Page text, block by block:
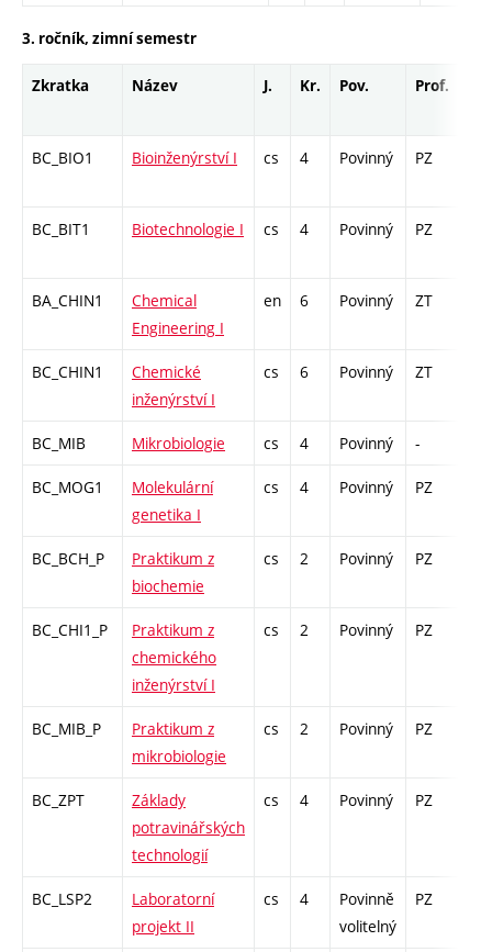
3. ročník, zimní semestr
Zkratka Název J. Kr. Pov. Prof.
BC_BIO1 Bioinženýrství I cs 4 Povinný PZ
BC_BIT1 Biotechnologie I cs 4 Povinný PZ
BA_CHIN1
Chemical
Engineering I
en 6 Povinný ZT
BC_CHIN1
Chemické
inženýrství I
cs 6 Povinný ZT
BC_MIB Mikrobiologie cs 4 Povinný -
BC_MOG1
Molekulární
genetika I
cs 4 Povinný PZ
BC_BCH_P
Praktikum z
biochemie
cs 2 Povinný PZ
BC_CHI1_P
Praktikum z
chemického
inženýrství I
cs 2 Povinný PZ
BC_MIB_P
Praktikum z
mikrobiologie
cs 2 Povinný PZ
BC_ZPT
Základy
potravinářských
technologií
cs 4 Povinný PZ
BC_LSP2
Laboratorní
projekt II
cs 4
Povinně
volitelný
PZ